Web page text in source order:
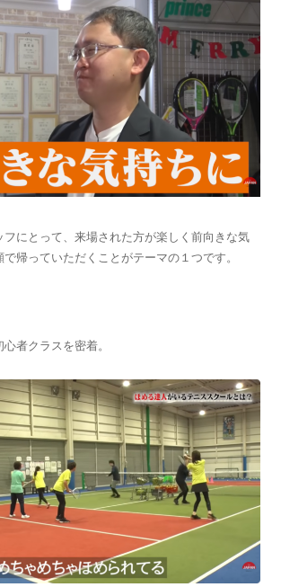
フにとって、来場された方が楽しく前向きな気
帰っていただくことがテーマの１つです。
者クラスを密着。